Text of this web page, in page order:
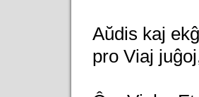
Aŭdis kaj
pro Viaj